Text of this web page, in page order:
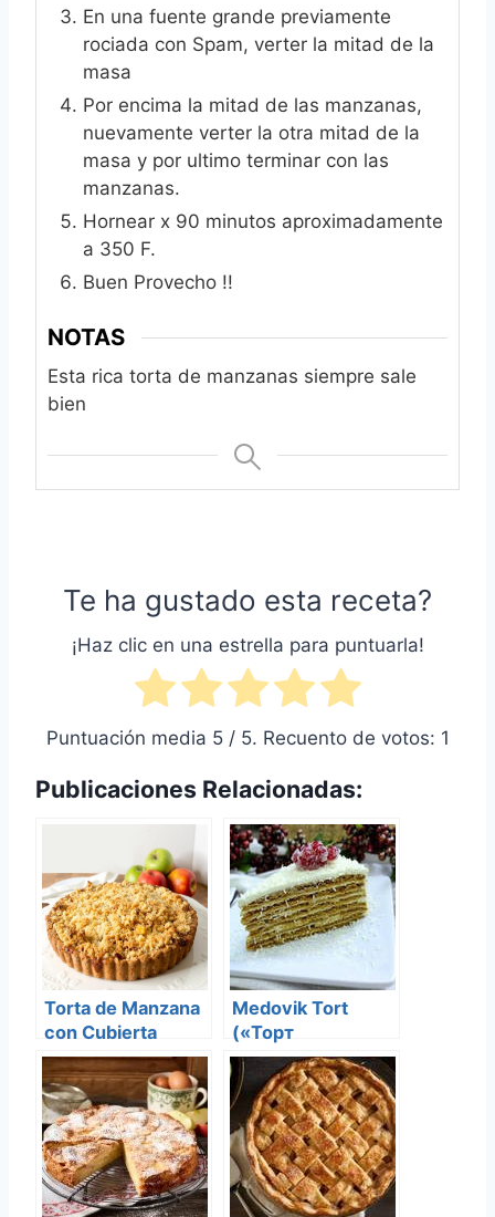
En una fuente grande previamente
rociada con Spam, verter la mitad de la
masa
Por encima la mitad de las manzanas,
nuevamente verter la otra mitad de la
masa y por ultimo terminar con las
manzanas.
Hornear x 90 minutos aproximadamente
a 350 F.
Buen Provecho !!
NOTAS
Esta rica torta de manzanas siempre sale
bien
Te ha gustado esta receta?
¡Haz clic en una estrella para puntuarla!
Puntuación media 5/ 5. Recuento de votos: 1
Publicaciones Relacionadas:
Torta de Manzana
con Cubierta
Streussel
Medovik Tort
(«Торт
Медовик»)